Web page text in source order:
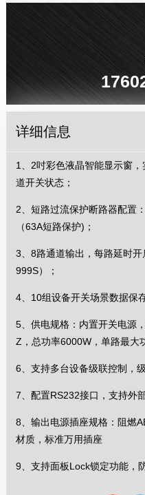
详细信息
1、2吋彩色液晶智能显示窗
道开关状态；
2、短路过流保护断路器配置
（63A短路保护)；
3、8路通道输出，每路延时
999S）；
4、10组设备开关场景数据保
5、供电规格：内置开关电源
Z，总功率6000W，单路最大
6、支持多台设备级联控制，
7、配置RS232接口，支持外
8、输出电源插座规格：阻燃
材质，标准万用插座
9、支持面板Lock锁定功能，